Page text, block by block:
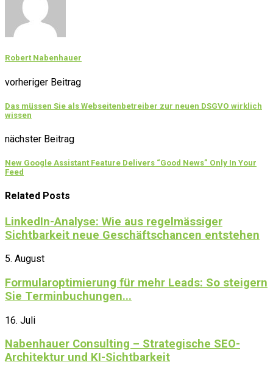
Robert Nabenhauer
vorheriger Beitrag
Das müssen Sie als Webseitenbetreiber zur neuen DSGVO wirklich
wissen
nächster Beitrag
New Google Assistant Feature Delivers “Good News” Only In Your
Feed
Related Posts
LinkedIn-Analyse: Wie aus regelmässiger
Sichtbarkeit neue Geschäftschancen entstehen
5. August
Formularoptimierung für mehr Leads: So steigern
Sie Terminbuchungen...
16. Juli
Nabenhauer Consulting – Strategische SEO-
Architektur und KI-Sichtbarkeit